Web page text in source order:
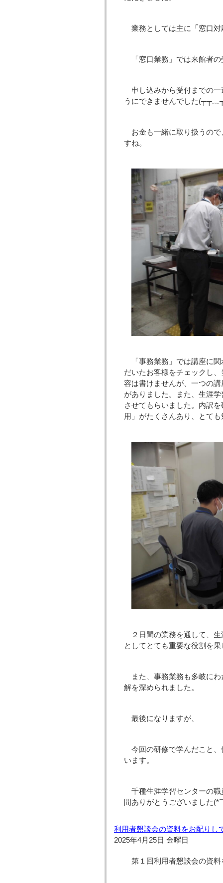
業務としては主に 「窓口対
「窓口業務」では来館者
申し込みから受付までの
うにできませんでした
お金も一緒に取り扱うの
すね。
「事務業務」では講座に
だいたお客様をチェックし
容は書けませんが、一つの
がありました。また、生涯
させてもらいました。内訳
用」がたくさんあり、とて
２日間の業務を通して、
としてとても重要な役割を
また、事務業務も多岐に
解を深められました。
最後になりますが、
今回の研修で学んだこと
います。
千種生涯学習センターの
間ありがとうございました
利用者懇談会の資料をお配りし
2025年4月25日 金曜日
第１回利用者懇談会の資